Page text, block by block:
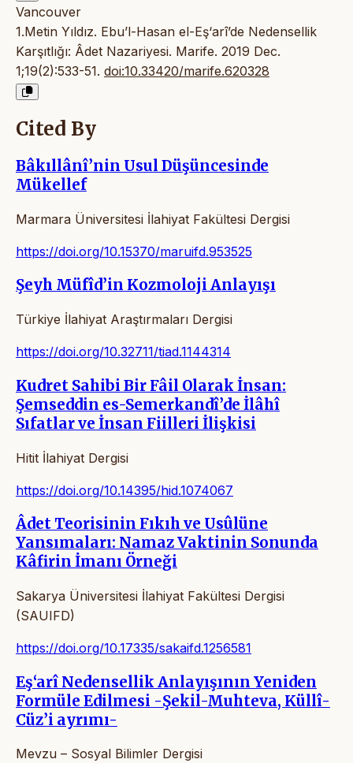
Vancouver
1.Metin Yıldız. Ebu’l-Hasan el-Eş‘arî’de Nedensellik
Karşıtlığı: Âdet Nazariyesi. Marife. 2019 Dec.
1;19(2):533-51. doi:10.33420/marife.620328
Cited By
Bâkıllânî’nin Usul Düşüncesinde
Mükellef
Marmara Üniversitesi İlahiyat Fakültesi Dergisi
https://doi.org/10.15370/maruifd.953525
Şeyh Müfîd’in Kozmoloji Anlayışı
Türkiye İlahiyat Araştırmaları Dergisi
https://doi.org/10.32711/tiad.1144314
Kudret Sahibi Bir Fâil Olarak İnsan:
Şemseddin es-Semerkandî’de İlâhî
Sıfatlar ve İnsan Fiilleri İlişkisi
Hitit İlahiyat Dergisi
https://doi.org/10.14395/hid.1074067
Âdet Teorisinin Fıkıh ve Usûlüne
Yansımaları: Namaz Vaktinin Sonunda
Kâfirin İmanı Örneği
Sakarya Üniversitesi İlahiyat Fakültesi Dergisi
(SAUIFD)
https://doi.org/10.17335/sakaifd.1256581
Eş‘arî Nedensellik Anlayışının Yeniden
Formüle Edilmesi -Şekil-Muhteva, Küllî-
Cüz’i ayrımı-
Mevzu – Sosyal Bilimler Dergisi